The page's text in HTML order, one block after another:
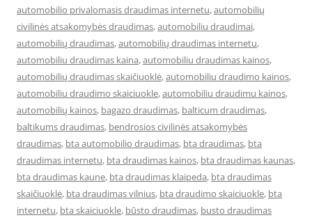
automobilio privalomasis draudimas internetu,automobilių
civilinės atsakomybės draudimas,automobiliu draudimai,
automobilių draudimas,automobilių draudimas internetu,
automobiliu draudimas kaina,automobiliu draudimas kainos,
automobilių draudimas skaičiuoklė,automobiliu draudimo kainos,
automobiliu draudimo skaiciuokle,automobiliu draudimu kainos,
automobilių kainos, bagazo draudimas, balticum draudimas,
baltikums draudimas, bendrosios civilinės atsakomybės
draudimas, bta automobilio draudimas, bta draudimas, bta
draudimas internetu, bta draudimas kainos, bta draudimas kaunas,
bta draudimas kaune, bta draudimas klaipeda, bta draudimas
skaičiuoklė, bta draudimas vilnius, bta draudimo skaiciuokle, bta
internetu, bta skaiciuokle, būsto draudimas, busto draudimas